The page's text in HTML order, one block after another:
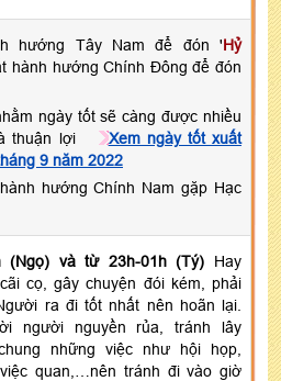
hướng Tây Nam để đón 'Hỷ
hành hướng Chính Đông để đón
ngày tốt sẽ càng được nhiều
thuận lợi
Xem ngày tốt xuất
9 năm 2022
hướng Chính Nam gặp Hạc
(Ngọ) và từ 23h-01h (Tý)
Hay
cọ, gây chuyện đói kém, phải
ra đi tốt nhất nên hoãn lại.
người nguyền rủa, tránh lây
những việc như hội họp,
quan,…nên tránh đi vào giờ